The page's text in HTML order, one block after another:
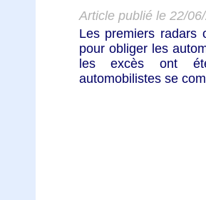
Article publié le 22/
Les premiers radars
pour obliger les
les excès ont été
automobilistes se